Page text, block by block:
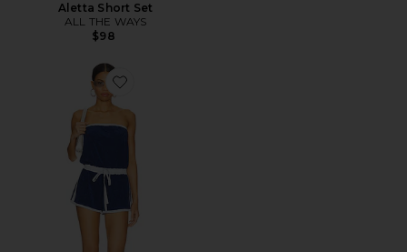
Aletta Short Set
ALL THE WAYS
$98
Favorite Tessa Romper